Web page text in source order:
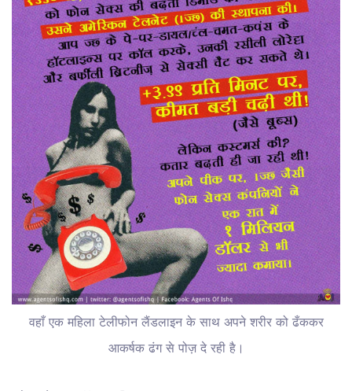
वहाँ एक महिला टेलीफोन लैंडलाइन के साथ अपने शरीर को ढँककर
आकर्षक ढंग से पोज़ दे रही है।